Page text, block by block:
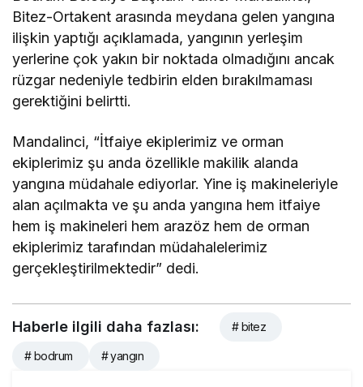
Bitez-Ortakent arasında meydana gelen yangına
ilişkin yaptığı açıklamada, yangının yerleşim
yerlerine çok yakın bir noktada olmadığını ancak
rüzgar nedeniyle tedbirin elden bırakılmaması
gerektiğini belirtti.
Mandalinci, “İtfaiye ekiplerimiz ve orman
ekiplerimiz şu anda özellikle makilik alanda
yangına müdahale ediyorlar. Yine iş makineleriyle
alan açılmakta ve şu anda yangına hem itfaiye
hem iş makineleri hem arazöz hem de orman
ekiplerimiz tarafından müdahalelerimiz
gerçekleştirilmektedir” dedi.
Haberle ilgili daha fazlası: # bitez
# bodrum # yangın